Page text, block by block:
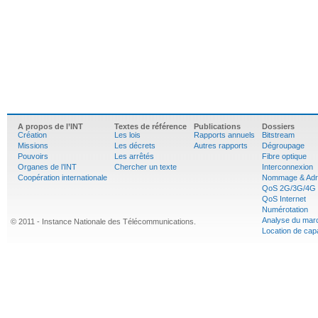
A propos de l’INT
Création
Missions
Pouvoirs
Organes de l’INT
Coopération internationale
Textes de référence
Les lois
Les décrets
Les arrêtés
Chercher un texte
Publications
Rapports annuels
Autres rapports
Dossiers
Bitstream
Dégroupage
Fibre optique
Interconnexion
Nommage &
QoS 2G/3G/4G
QoS Internet
Numérotation
Analyse du
Location de
© 2011 - Instance Nationale des Télécommunications.